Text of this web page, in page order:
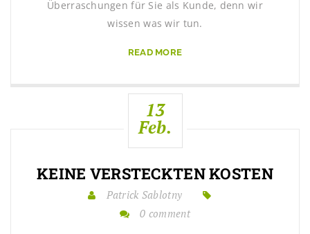
Überraschungen für Sie als Kunde, denn wir
wissen was wir tun.
READ MORE
13
Feb.
KEINE VERSTECKTEN KOSTEN
Patrick Sablotny
0 comment